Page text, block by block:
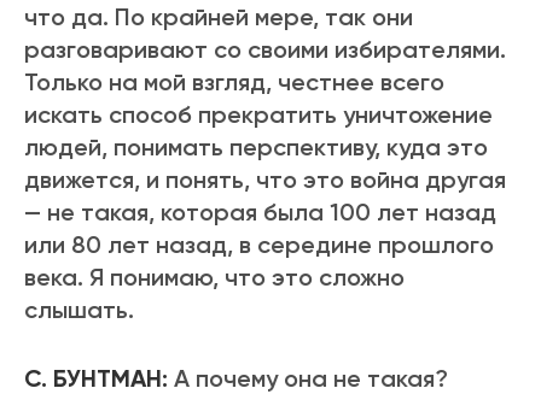
что да. По крайней мере, так они
разговаривают со своими избирателями.
Только на мой взгляд, честнее всего
искать способ прекратить уничтожение
людей, понимать перспективу, куда это
движется, и понять, что это война другая
— не такая, которая была 100 лет назад
или 80 лет назад, в середине прошлого
века. Я понимаю, что это сложно
слышать.
С. БУНТМАН: А почему она не такая?